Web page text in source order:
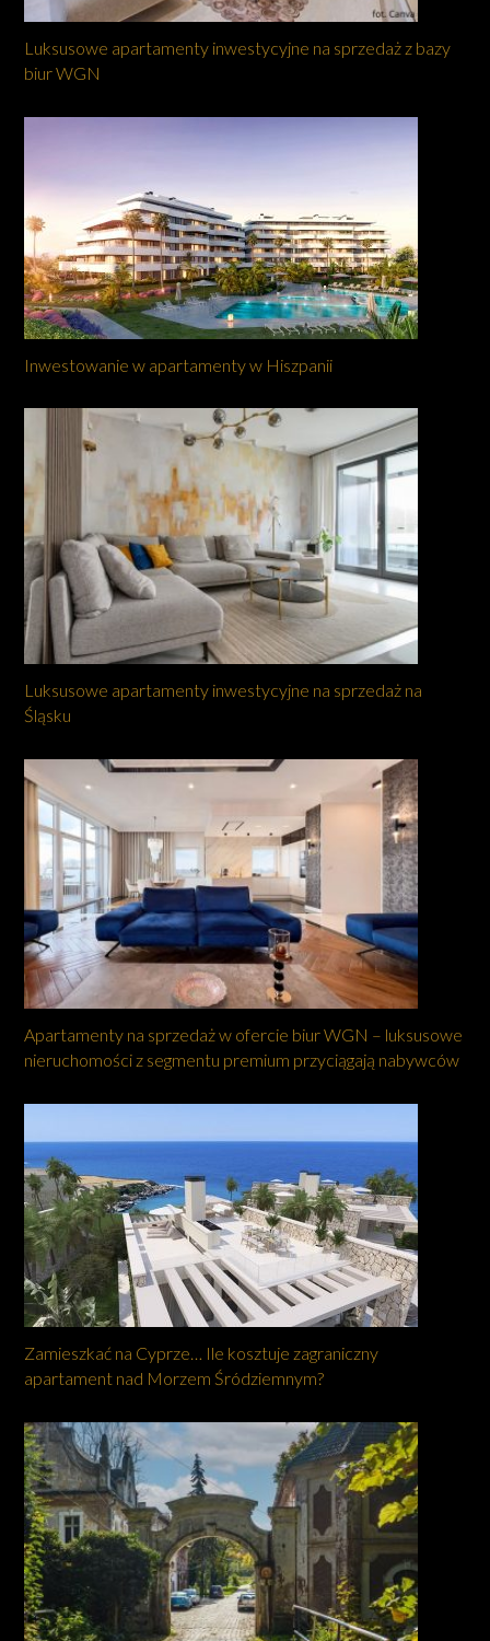
Luksusowe apartamenty inwestycyjne na sprzedaż z bazy
biur WGN
Inwestowanie w apartamenty w Hiszpanii
Luksusowe apartamenty inwestycyjne na sprzedaż na
Śląsku
Apartamenty na sprzedaż w ofercie biur WGN – luksusowe
nieruchomości z segmentu premium przyciągają nabywców
Zamieszkać na Cyprze… Ile kosztuje zagraniczny
apartament nad Morzem Śródziemnym?